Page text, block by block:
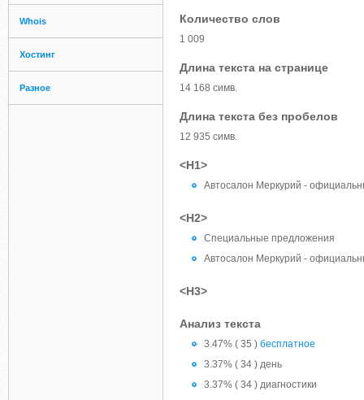
Whois
Хостинг
Разное
Количество слов
1 009
Длина текста на странице
14 168 симв.
Длина текста без пробелов
12 935 симв.
<H1>
Автосалон Меркурий -
<H2>
Специальные предложения
Автосалон Меркурий -
<H3>
Анализ текста
3.47% ( 35 ) бесплатное
3.37% ( 34 ) день
3.37% ( 34 ) диагностики